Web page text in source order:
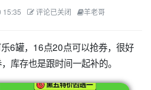
15:35 评论已关闭 羊老哥
6罐，16点20点可以抢券，很好
库存也是跟时间一起补的。